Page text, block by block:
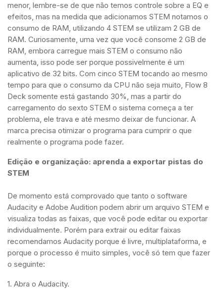
menor, lembre-se de que não temos controle sobre a EQ e
efeitos, mas na medida que adicionamos STEM notamos o
consumo de RAM, utilizando 4 STEM se utilizam 2 GB de
RAM. Curiosamente, uma vez que você consome 2 GB de
RAM, embora carregue mais STEM o consumo não
aumenta, isso pode ser porque possivelmente é um
aplicativo de 32 bits. Com cinco STEM tocando ao mesmo
tempo para que o consumo da CPU não seja muito, Flow 8
Deck somente está gastando 30%, mas a partir do
carregamento do sexto STEM o sistema começa a ter
problema, ele trava e até mesmo deixar de funcionar. A
marca precisa otimizar o programa para cumprir o que
realmente o programa pode fazer.
Edição e organização: aprenda a exportar pistas do
STEM
De momento está comprovado que tanto o software
Audacity e Adobe Audition podem abrir um arquivo STEM e
visualiza todas as faixas, que você pode editar ou exportar
individualmente. Porém para extrair ou editar faixas
recomendamos Audacity porque é livre, multiplataforma, e
porque o processo é muito simples, você só tem que fazer
o seguinte:
1. Abra o Audacity.